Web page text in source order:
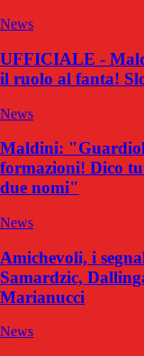
News
UFFICIALE -
il ruolo al fanta!
News
Maldini:
formazioni! Dico
due nomi"
News
Amichevoli, i
Samardzic,
Marianucci
News